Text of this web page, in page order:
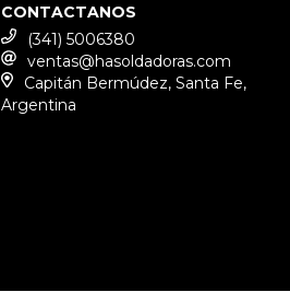
CONTACTANOS
(341) 5006380
ventas@hasoldadoras.com
Capitán Bermúdez, Santa Fe,
Argentina